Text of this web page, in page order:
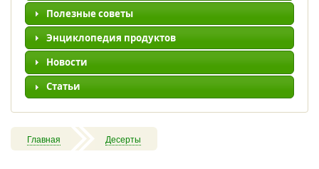
Полезные советы
Энциклопедия продуктов
Новости
Статьи
Главная Десерты